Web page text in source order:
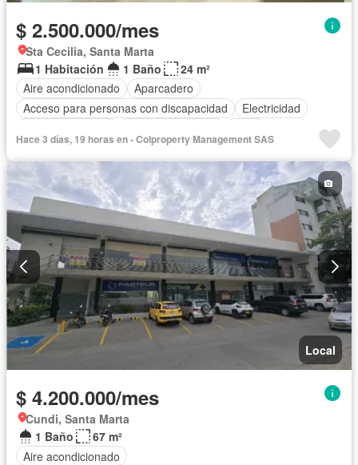
$ 2.500.000/mes
Sta Cecilia, Santa Marta
1 Habitación
1 Baño
24 m²
Aire acondicionado
Aparcadero
Acceso para personas con discapacidad
Electricidad
Hace 3 días, 19 horas en - Colproperty Management SAS
Local
$ 4.200.000/mes
Cundi, Santa Marta
1 Baño
67 m²
Aire acondicionado